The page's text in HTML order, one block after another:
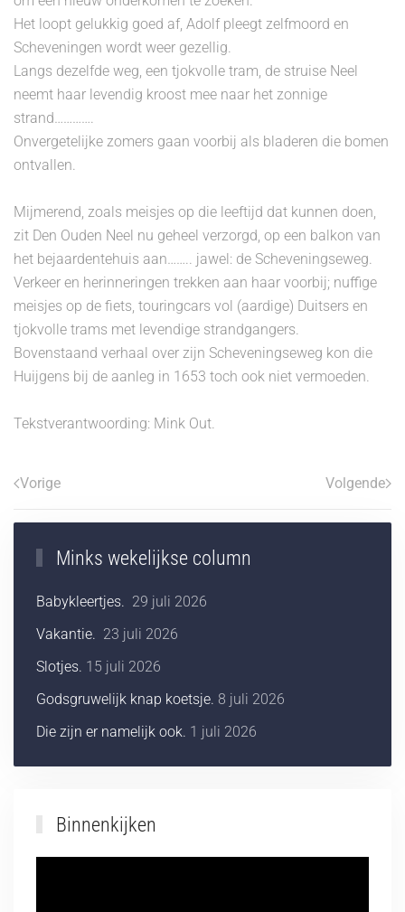
Het loopt gelukkig goed af, Adolf pleegt zelfmoord en
Scheveningen wordt weer gezellig.
Langs dezelfde weg, een tjokvolle tram, de struise Neel
neemt haar levendig kroost mee naar het zonnige
strand………….
Onvergetelijke zomers gaan voorbij als bladeren die bomen
ontvallen.
Mijmerend, zoals meisjes op die leeftijd dat kunnen doen,
zit Den Ouden Neel nu geheel verzorgd, op een balkon van
het bejaardentehuis aan…….. jawel: de Scheveningseweg.
Verkeer en herinneringen trekken aan haar voorbij; nuffige
meisjes op de fiets, touringcars vol (aardige) Duitsers en
tjokvolle trams met levendige strandgangers.
Bovenstaand verhaal over zijn Scheveningseweg kon die
Huijgens bij de aanleg in 1653 toch ook niet vermoeden.
Tekstverantwoording: Mink Out.
Vorige Volgende
Minks wekelijkse column
Babykleertjes. 29 juli 2026
Vakantie. 23 juli 2026
Slotjes. 15 juli 2026
Godsgruwelijk knap koetsje. 8 juli 2026
Die zijn er namelijk ook. 1 juli 2026
Binnenkijken